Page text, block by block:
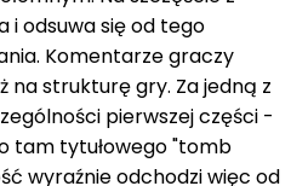
i odsuwa się od tego
Komentarze graczy
na strukturę gry. Za jedną z
pierwszej części -
tam tytułowego "tomb
wyraźnie odchodzi więc od